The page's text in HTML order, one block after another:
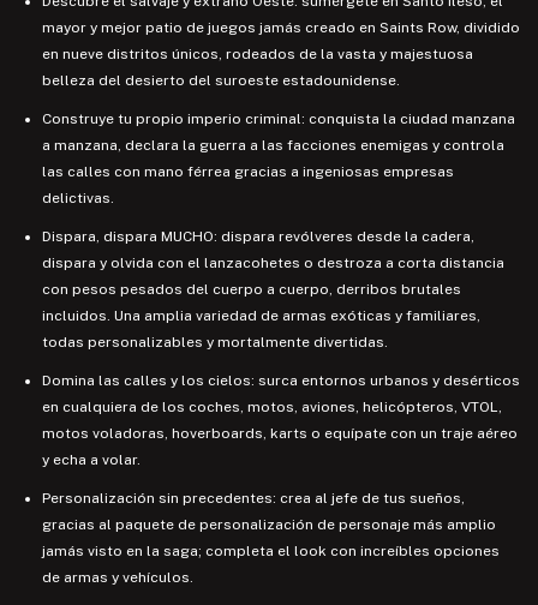
mayor y mejor patio de juegos jamás creado en Saints Row, dividido
en nueve distritos únicos, rodeados de la vasta y majestuosa
belleza del desierto del suroeste estadounidense.
Construye tu propio imperio criminal: conquista la ciudad manzana
a manzana, declara la guerra a las facciones enemigas y controla
las calles con mano férrea gracias a ingeniosas empresas
delictivas.
Dispara, dispara MUCHO: dispara revólveres desde la cadera,
dispara y olvida con el lanzacohetes o destroza a corta distancia
con pesos pesados del cuerpo a cuerpo, derribos brutales
incluidos. Una amplia variedad de armas exóticas y familiares,
todas personalizables y mortalmente divertidas.
Domina las calles y los cielos: surca entornos urbanos y desérticos
en cualquiera de los coches, motos, aviones, helicópteros, VTOL,
motos voladoras, hoverboards, karts o equípate con un traje aéreo
y echa a volar.
Personalización sin precedentes: crea al jefe de tus sueños,
gracias al paquete de personalización de personaje más amplio
jamás visto en la saga; completa el look con increíbles opciones
de armas y vehículos.